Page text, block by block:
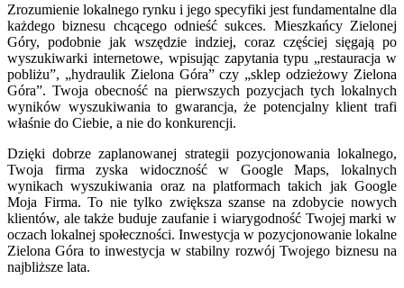
Zrozumienie lokalnego rynku i jego specyfiki jest fundamentalne dla
każdego biznesu chcącego odnieść sukces. Mieszkańcy Zielonej
Góry, podobnie jak wszędzie indziej, coraz częściej sięgają po
wyszukiwarki internetowe, wpisując zapytania typu „restauracja w
pobliżu”, „hydraulik Zielona Góra” czy „sklep odzieżowy Zielona
Góra”. Twoja obecność na pierwszych pozycjach tych lokalnych
wyników wyszukiwania to gwarancja, że potencjalny klient trafi
właśnie do Ciebie, a nie do konkurencji.
Dzięki dobrze zaplanowanej strategii pozycjonowania lokalnego,
Twoja firma zyska widoczność w Google Maps, lokalnych
wynikach wyszukiwania oraz na platformach takich jak Google
Moja Firma. To nie tylko zwiększa szanse na zdobycie nowych
klientów, ale także buduje zaufanie i wiarygodność Twojej marki w
oczach lokalnej społeczności. Inwestycja w pozycjonowanie lokalne
Zielona Góra to inwestycja w stabilny rozwój Twojego biznesu na
najbliższe lata.